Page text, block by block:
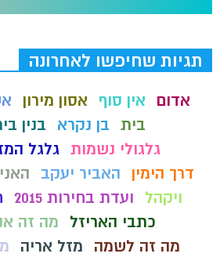
תגיות שחיפשו לאחרונה
אדום אין סוף אסון מירון
בית בן נקרא
בנין
גלגולי נשמות גלגל
דרך הימין
האביר יעקב האני
ויקהל
ועדת בחירות 2015
כתבי האריזל
מה זה
מה זה לשמה
מזל אריה